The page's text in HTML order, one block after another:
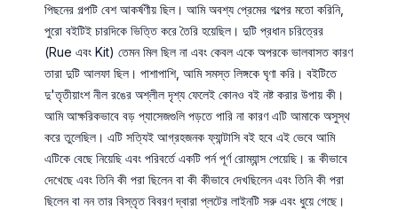
পিছনের গল্পটি বেশ আকর্ষণীয় ছিল। আমি অবশ্য প্রেমের গল্পের মতো করিনি,
পুরো বইটিই চারদিকে ভিত্তি করে তৈরি হয়েছিল। দুটি প্রধান চরিত্রের
(Rue এবং Kit) তেমন মিল ছিল না এবং কেবল একে অপরকে ভালবাসত কারণ
তারা দুটি আলফা ছিল। পাশাপাশি, আমি সমস্ত লিঙ্গকে ঘৃণা করি। বইটিতে
দু'তৃতীয়াংশ নীল রঙের অশ্লীল দৃশ্য ফেলেই কোনও বই নষ্ট করার উপায় কী।
আমি আক্ষরিকভাবে বড় প্যাসেজগুলি পড়তে পারি না কারণ এটি আমাকে অসুস্থ
করে তুলেছিল। এটি সত্যিই আগ্রহজনক ফ্যান্টাসি বই হবে এই ভেবে আমি
এটিকে বেছে নিয়েছি এবং পরিবর্তে একটি পর্ন পূর্ণ রোম্যান্স পেয়েছি। রূ কীভাবে
দেখেছে এবং তিনি কী পরা ছিলেন বা কী কীভাবে দেখছিলেন এবং তিনি কী পরা
ছিলেন বা নন তার বিস্তৃত বিবরণ দ্বারা প্লটের লাইনটি সরু এবং ধুয়ে গেছে।